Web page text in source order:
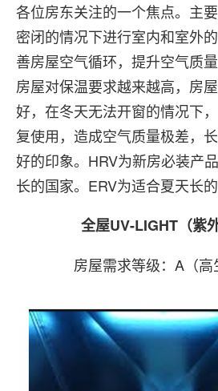
各位房东关注的一个焦点。主
密闭的情况下进行室内和室外
善房屋空气循环，提升空气质
房屋对保温要求越来越高，房
好，在冬天无法开窗的情况下
复使用，造成空气质量极差，
好的印象。HRV为新房必装产
长的国家。ERV为适合夏天长的
全屋UV-LIGHT（紫
房屋需求等级：A（高